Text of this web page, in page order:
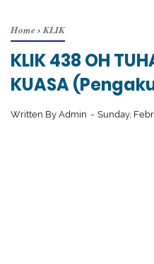
Home› KLIK
KLIK 438 OH
KUASA
Written By Admin Sunday,